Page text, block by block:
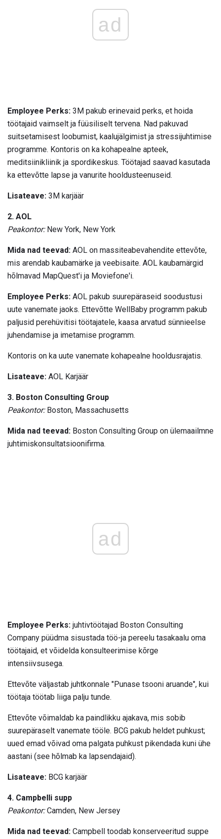
ad
Employee Perks: 3M pakub erinevaid perks, et hoida
töötajaid vaimselt ja füüsiliselt tervena. Nad pakuvad
suitsetamisest loobumist, kaalujälgimist ja stressijuhtimise
programme. Kontoris on ka kohapealne apteek,
meditsiinikliinik ja spordikeskus. Töötajad saavad kasutada
ka ettevõtte lapse ja vanurite hooldusteenuseid.
Lisateave: 3M karjäär
2. AOL
Peakontor:New York, New York
Mida nad teevad: AOL on massiteabevahendite ettevõte,
mis arendab kaubamärke ja veebisaite. AOL kaubamärgid
hõlmavad MapQuest'i ja Moviefone'i.
Employee Perks: AOL pakub suurepäraseid soodustusi
uute vanemate jaoks. Ettevõtte WellBaby programm pakub
paljusid perehüvitisi töötajatele, kaasa arvatud sünnieelse
juhendamise ja imetamise programm.
Kontoris on ka uute vanemate kohapealne hooldusrajatis.
Lisateave: AOL Karjäär
3. Boston Consulting Group
Peakontor:Boston, Massachusetts
Mida nad teevad: Boston Consulting Group on ülemaailmne
juhtimiskonsultatsioonifirma.
ad
Employee Perks: juhtivtöötajad Boston Consulting
Company püüdma sisustada töö-ja pereelu tasakaalu oma
töötajaid, et võidelda konsulteerimise kõrge
intensiivsusega.
Ettevõte väljastab juhtkonnale "Punase tsooni aruande", kui
töötaja töötab liiga palju tunde.
Ettevõte võimaldab ka paindlikku ajakava, mis sobib
suurepäraselt vanemate tööle. BCG pakub heldet puhkust;
uued emad võivad oma palgata puhkust pikendada kuni ühe
aastani (see hõlmab ka lapsendajaid).
Lisateave: BCG karjäär
4. Campbelli supp
Peakontor:Camden, New Jersey
Mida nad teevad: Campbell toodab konserveeritud suppe